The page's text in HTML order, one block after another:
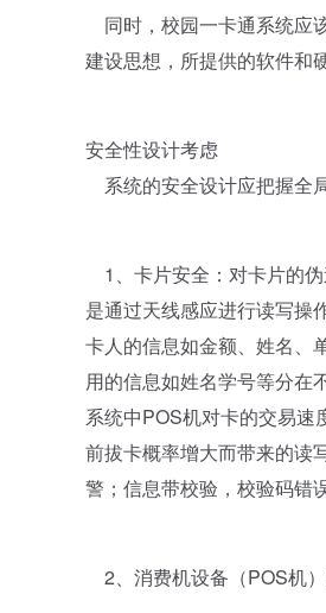
同时，校园一卡通系统应
建设思想，所提供的软件和
安全性设计考虑
系统的安全设计应把握全
1、卡片安全：对卡片的
是通过天线感应进行读写操
卡人的信息如金额、姓名、
用的信息如姓名学号等分在
系统中POS机对卡的交易速
前拔卡概率增大而带来的读
警；信息带校验，校验码错
2、消费机设备（POS机